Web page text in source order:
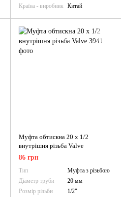
Країна - виробник Китай
Муфта обтискна 20 х 1/2
внутрішня різьба Valve
86 грн
Тип
Муфта з різьбою
Діаметр труби
20 мм
Розмір різьби
1/2"